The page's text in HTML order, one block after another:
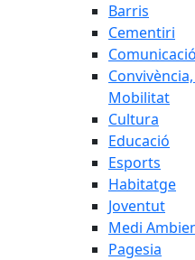
Barris
Cementiri
Comunicació
Mobilitat
Cultura
Educació
Esports
Habitatge
Joventut
Medi
Pagesia